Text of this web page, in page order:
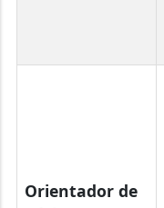
Orientador de